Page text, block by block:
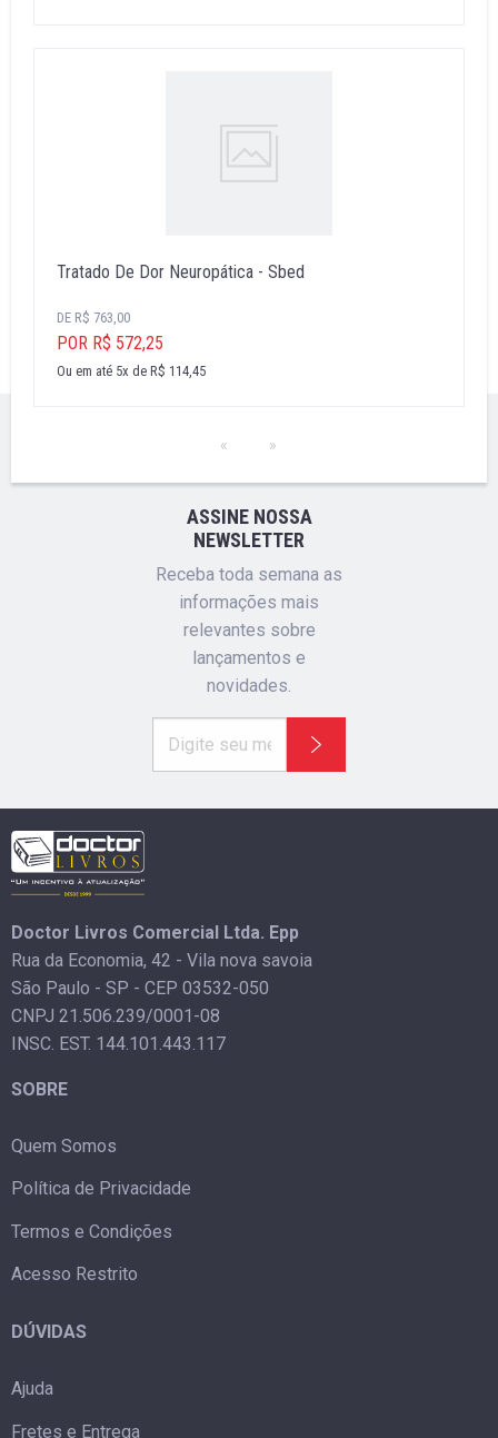
Tratado De Dor Neuropática - Sbed
DE R$ 763,00
POR R$ 572,25
Ou em até 5x de R$ 114,45
ASSINE NOSSA
NEWSLETTER
Receba toda semana as
informações mais
relevantes sobre
lançamentos e
novidades.
Doctor Livros Comercial Ltda. Epp
Rua da Economia, 42 - Vila nova savoia
São Paulo - SP - CEP 03532-050
CNPJ 21.506.239/0001-08
INSC. EST. 144.101.443.117
SOBRE
Quem Somos
Política de Privacidade
Termos e Condições
Acesso Restrito
DÚVIDAS
Ajuda
Fretes e Entrega